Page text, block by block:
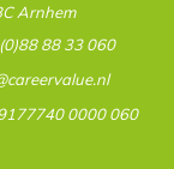
Arnhem
88 33 060
0000 060